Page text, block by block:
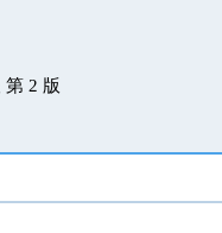
第 2 版